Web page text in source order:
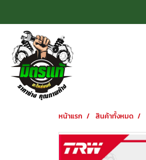
หน้าแรก สินค้าทั้งหมด